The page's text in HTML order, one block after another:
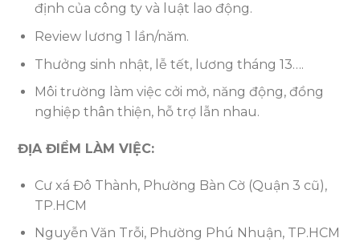
định của công ty và luật lao động.
Review lương 1 lần/năm.
Thưởng sinh nhật, lễ tết, lương tháng 13….
Môi trường làm việc cởi mở, năng động, đồng
nghiệp thân thiện, hỗ trợ lẫn nhau.
ĐỊA ĐIỂM LÀM VIỆC:
Cư xá Đô Thành, Phường Bàn Cờ (Quận 3 cũ),
TP.HCM
Nguyễn Văn Trỗi, Phường Phú Nhuận, TP.HCM